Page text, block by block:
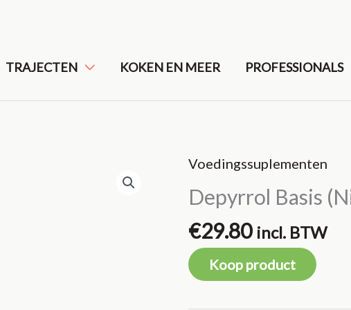
TRAJECTEN KOKEN EN MEER PROFESSIONALS
Voedingssuplementen
Depyrrol Basis
€29.80 incl. BTW
Koop product